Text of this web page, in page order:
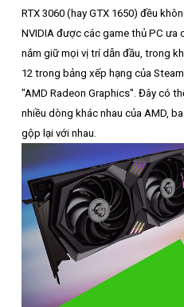
RTX 3060 (hay GTX 1650) đều
NVIDIA được các game thủ PC ưa
nắm giữ mọi vị trí dẫn đầu, trong
12 trong bảng xếp hạng của
"AMD Radeon Graphics". Đây có
nhiều dòng khác nhau của AMD,
gộp lại với nhau.